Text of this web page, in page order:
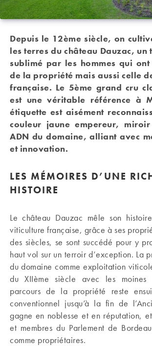
Depuis le 12ème siècle, on
les terres du château Dauzac,
sublimé par les hommes qui
de la propriété mais aussi celle
française. Le 5ème grand cru
est une véritable référence à
étiquette est aisément
couleur jaune empereur,
ADN du domaine, alliant avec
et innovation.
LES MÉMOIRES D’UNE
HISTOIRE
Le château Dauzac mêle son
viticulture française, grâce à ses
des siècles, se sont succédé pour y
haut vol sur un terroir d’exception. La
du domaine comme exploitation
du XIIème siècle avec les moines
parcours de la propriété reste
conventionnel jusqu’à la fin de
gagne en noblesse et en réputation,
et membres du Parlement de
comme propriétaires.